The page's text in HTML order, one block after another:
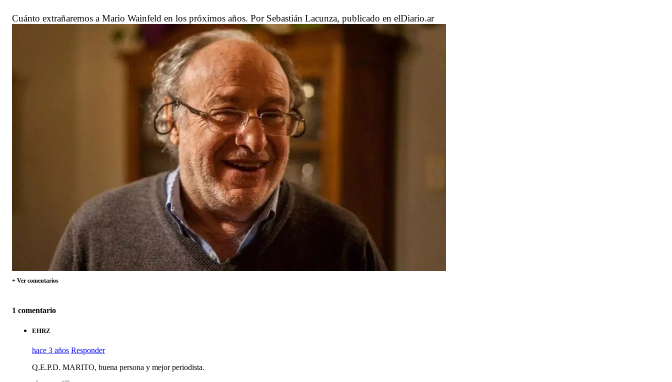
Cuánto extrañaremos a Mario Wainfeld en los próximos años. Por Sebastián Lacunza, publicado en elDiario.ar
+ Ver comentarios
1 comentario
EHRZ
hace 3 años Responder
Q.E.P.D. MARITO, buena persona y mejor periodista.